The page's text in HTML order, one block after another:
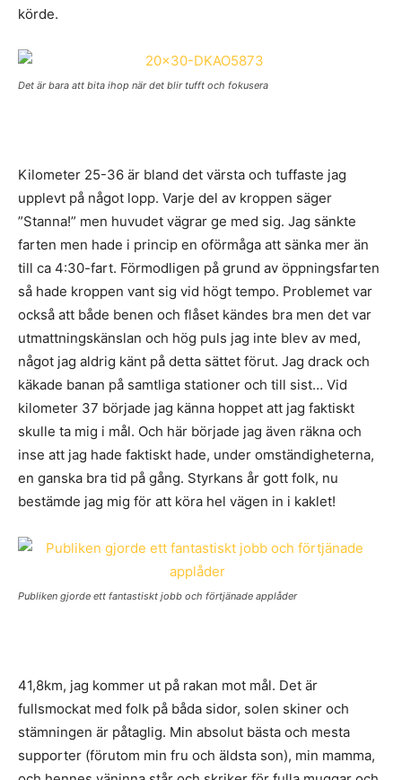
körde.
Det är bara att bita ihop när det blir tufft och fokusera
Kilometer 25-36 är bland det värsta och tuffaste jag
upplevt på något lopp. Varje del av kroppen säger
”Stanna!” men huvudet vägrar ge med sig. Jag sänkte
farten men hade i princip en oförmåga att sänka mer än
till ca 4:30-fart. Förmodligen på grund av öppningsfarten
så hade kroppen vant sig vid högt tempo. Problemet var
också att både benen och flåset kändes bra men det var
utmattningskänslan och hög puls jag inte blev av med,
något jag aldrig känt på detta sättet förut. Jag drack och
käkade banan på samtliga stationer och till sist… Vid
kilometer 37 började jag känna hoppet att jag faktiskt
skulle ta mig i mål. Och här började jag även räkna och
inse att jag hade faktiskt hade, under omständigheterna,
en ganska bra tid på gång. Styrkans år gott folk, nu
bestämde jag mig för att köra hel vägen in i kaklet!
Publiken gjorde ett fantastiskt jobb och förtjänade applåder
41,8km, jag kommer ut på rakan mot mål. Det är
fullsmockat med folk på båda sidor, solen skiner och
stämningen är påtaglig. Min absolut bästa och mesta
supporter (förutom min fru och äldsta son), min mamma,